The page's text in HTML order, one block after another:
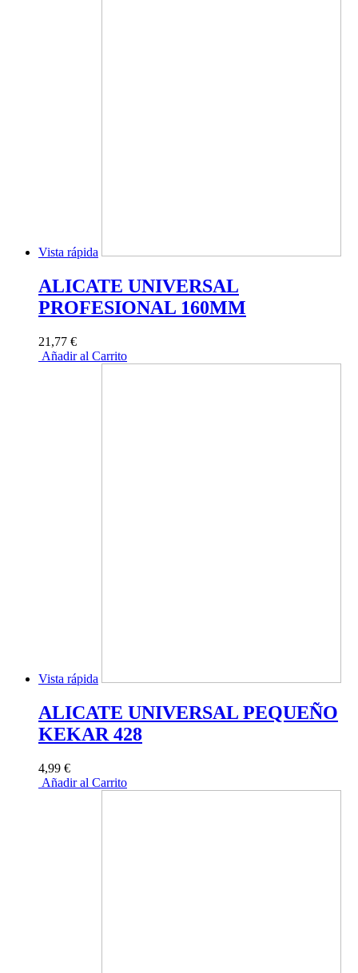
Vista rápida
ALICATE UNIVERSAL
PROFESIONAL 160MM
21,77 €
Añadir al Carrito
Vista rápida
ALICATE UNIVERSAL PEQUEÑO
KEKAR 428
4,99 €
Añadir al Carrito